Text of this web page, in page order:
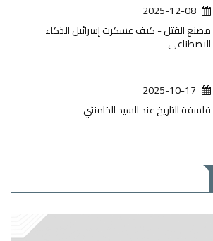
2025-12-08
مصنع القتل - كيف عسكرت إسرائيل الذكاء
الاصطناعي
2025-10-17
فلسفة التاريخ عند السيد الخامنئي